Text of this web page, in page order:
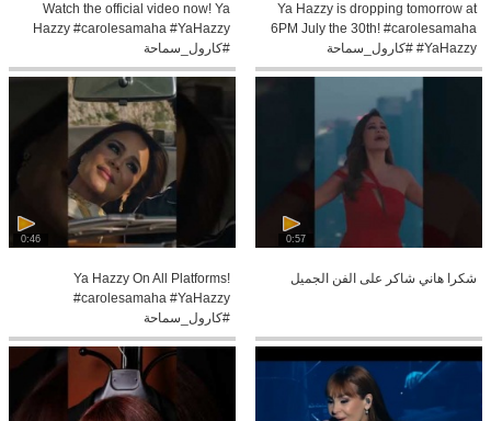
Ya Hazzy is dropping tomorrow at
6PM July the 30th! #carolesamaha
#YaHazzy #كارول_سماحة
Watch the official video now! Ya
Hazzy #carolesamaha #YaHazzy
#كارول_سماحة
0:57
شكرا هاني شاكر على الفن الجميل
0:46
Ya Hazzy On All Platforms!
#carolesamaha #YaHazzy
#كارول_سماحة